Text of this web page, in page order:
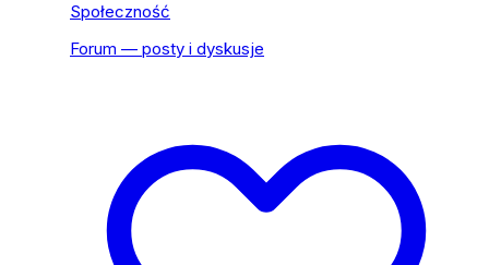
Społeczność
Forum — posty i dyskusje